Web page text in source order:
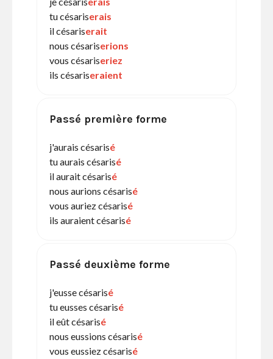
tu césariserais
il césariserait
nous césariserions
vous césariseriez
ils césariseraient
Passé première forme
j'aurais césarisé
tu aurais césarisé
il aurait césarisé
nous aurions césarisé
vous auriez césarisé
ils auraient césarisé
Passé deuxième forme
j'eusse césarisé
tu eusses césarisé
il eût césarisé
nous eussions césarisé
vous eussiez césarisé